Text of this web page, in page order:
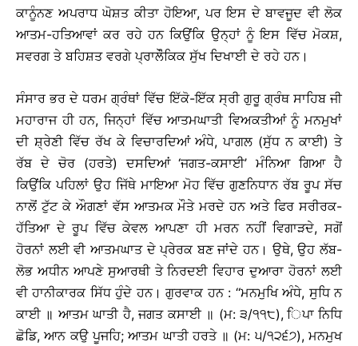
ਕਾਨੂੰਨਣ ਅਪਰਾਧ ਘੋਸ਼ਤ ਕੀਤਾ ਹੋਇਆ, ਪਰ ਇਸ ਦੇ ਬਾਵਜੂਦ ਵੀ ਲੋਕ
ਆਤਮ-ਹਤਿਆਵਾਂ ਕਰ ਰਹੇ ਹਨ ਕਿਉਂਕਿ ਉਨ੍ਹਾਂ ਨੂੰ ਇਸ ਵਿੱਚ ਮੋਕਸ਼,
ਸਵਰਗ ਤੇ ਬਹਿਸ਼ਤ ਵਰਗੇ ਪ੍ਰਾਲੌੋਕਿਕ ਸੁੱਖ ਦਿਖਾਈ ਦੇ ਰਹੇ ਹਨ।
ਸੰਸਾਰ ਭਰ ਦੇ ਧਰਮ ਗ੍ਰੰਥਾਂ ਵਿੱਚ ਇੱਕੋ-ਇੱਕ ਸ੍ਰੀ ਗੁਰੂ ਗ੍ਰੰਥ ਸਾਹਿਬ ਜੀ
ਮਹਾਰਾਜ ਹੀ ਹਨ, ਜਿਨ੍ਹਾਂ ਵਿੱਚ ਆਤਮਘਾਤੀ ਵਿਅਕਤੀਆਂ ਨੂੰ ਮਨਮੁਖਾਂ
ਦੀ ਸ਼੍ਰੇਣੀ ਵਿੱਚ ਰੱਖ ਕੇ ਵਿਚਾਰਦਿਆਂ ਅੰਧੇ, ਪਾਗਲ (ਸੁੱਧ ਨ ਕਾਈ) ਤੇ
ਰੱਬ ਦੇ ਚੋਰ (ਹਰਤੇ) ਦਸਦਿਆਂ ‘ਜਗਤ-ਕਸਾਈ’ ਮੰਨਿਆ ਗਿਆ ਹੈ
ਕਿਉਂਕਿ ਪਹਿਲਾਂ ਉਹ ਜਿੱਥੇ ਮਾਇਆ ਮੋਹ ਵਿੱਚ ਗੁਣਨਿਧਾਨ ਰੱਬ ਰੂਪ ਸੱਚ
ਨਾਲੋਂ ਟੁੱਟ ਕੇ ਔਗਣਾਂ ਵੱਸ ਆਤਮਕ ਮੌਤੇ ਮਰਦੇ ਹਨ ਅਤੇ ਫਿਰ ਸਰੀਰਕ-
ਹੱਤਿਆ ਦੇ ਰੂਪ ਵਿੱਚ ਕੇਵਲ ਆਪਣਾ ਹੀ ਮਰਨ ਨਹੀਂ ਵਿਗਾੜਦੇ, ਸਗੋਂ
ਹੋਰਨਾਂ ਲਈ ਵੀ ਆਤਮਘਾਤ ਦੇ ਪ੍ਰੇਰਕ ਬਣ ਜਾਂਦੇ ਹਨ। ਉਥੇ, ਉਹ ਲੱਬ-
ਲੋਭ ਅਧੀਨ ਆਪਣੇ ਸੁਆਰਥੀ ਤੇ ਨਿਰਦਈ ਵਿਹਾਰ ਦੁਆਰਾ ਹੋਰਨਾਂ ਲਈ
ਵੀ ਹਾਨੀਕਾਰਕ ਸਿੱਧ ਹੁੰਦੇ ਹਨ। ਗੁਰਵਾਕ ਹਨ : ‘‘ਮਨਮੁਖਿ ਅੰਧੇ, ਸੁਧਿ ਨ
ਕਾਈ ॥ ਆਤਮ ਘਾਤੀ ਹੈ, ਜਗਤ ਕਸਾਈ ॥ (ਮ: ੩/੧੧੮), ਿਪਾ ਨਿਧਿ
ਛੋਡਿ, ਆਨ ਕਉ ਪੂਜਹਿ; ਆਤਮ ਘਾਤੀ ਹਰਤੇ ॥ (ਮ: ੫/੧੨੬੭), ਮਨਮੁਖ